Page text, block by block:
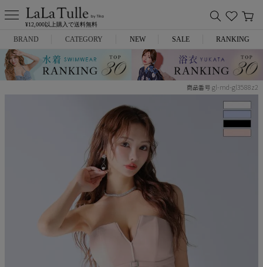
¥12,000以上購入で送料無料
BRAND
Anella
CATEGORY
ミニドレス
NEW SALE RANKING
商品番号 gl-md-gl3588z2